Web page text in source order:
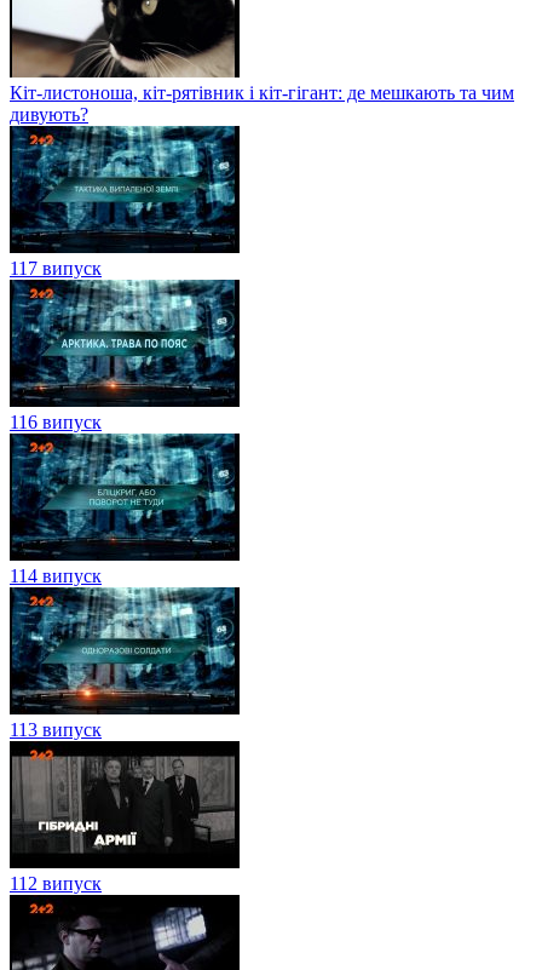
Кіт-листоноша, кіт-рятівник і кіт-гігант: де мешкають та чим
дивують?
117 випуск
116 випуск
114 випуск
113 випуск
112 випуск